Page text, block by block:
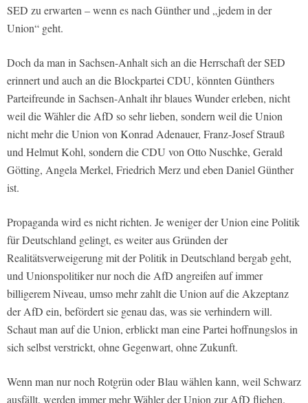
SED zu erwarten – wenn es nach Günther und „jedem in der
Union“ geht.
Doch da man in Sachsen-Anhalt sich an die Herrschaft der SED
erinnert und auch an die Blockpartei CDU, könnten Günthers
Parteifreunde in Sachsen-Anhalt ihr blaues Wunder erleben, nicht
weil die Wähler die AfD so sehr lieben, sondern weil die Union
nicht mehr die Union von Konrad Adenauer, Franz-Josef Strauß
und Helmut Kohl, sondern die CDU von Otto Nuschke, Gerald
Götting, Angela Merkel, Friedrich Merz und eben Daniel Günther
ist.
Propaganda wird es nicht richten. Je weniger der Union eine Politik
für Deutschland gelingt, es weiter aus Gründen der
Realitätsverweigerung mit der Politik in Deutschland bergab geht,
und Unionspolitiker nur noch die AfD angreifen auf immer
billigerem Niveau, umso mehr zahlt die Union auf die Akzeptanz
der AfD ein, befördert sie genau das, was sie verhindern will.
Schaut man auf die Union, erblickt man eine Partei hoffnungslos in
sich selbst verstrickt, ohne Gegenwart, ohne Zukunft.
Wenn man nur noch Rotgrün oder Blau wählen kann, weil Schwarz
ausfällt, werden immer mehr Wähler der Union zur AfD fliehen.